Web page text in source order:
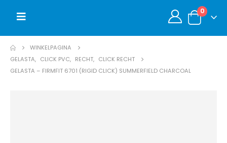
0
WINKELPAGINA
GELASTA, CLICK PVC, RECHT, CLICK RECHT
GELASTA – FIRMFIT 6701 (RIGID CLICK) SUMMERFIELD CHARCOAL